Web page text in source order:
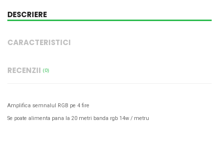
DESCRIERE
CARACTERISTICI
RECENZII (0)
Amplifica semnalul RGB pe 4 fire
Se poate alimenta pana la 20 metri banda rgb 14w / metru